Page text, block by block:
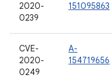
2020-
0239
151095863
CVE-
2020-
0249
A-
154719656